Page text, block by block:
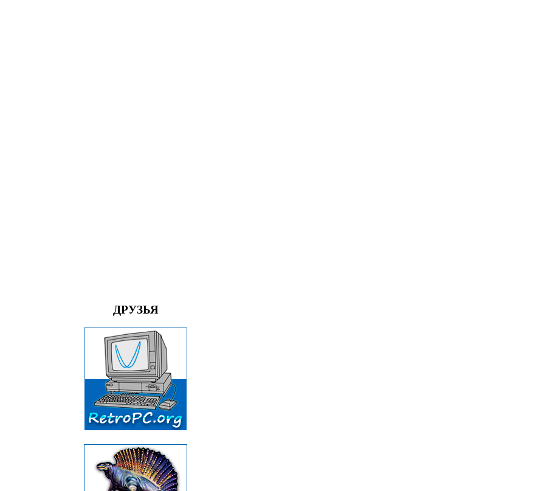
ДРУЗЬЯ